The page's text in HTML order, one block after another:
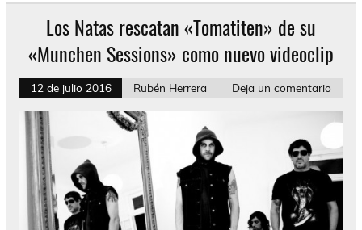
Los Natas rescatan «Tomatiten» de su
«Munchen Sessions» como nuevo videoclip
12 de julio 2016 Rubén Herrera Deja un comentario